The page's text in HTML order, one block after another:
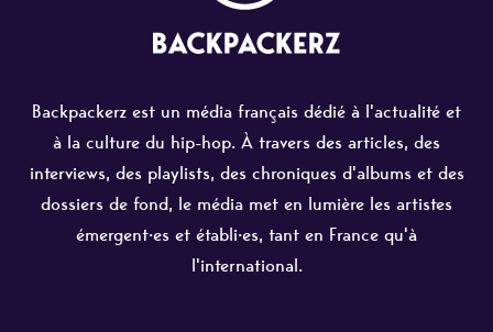
Backpackerz est un média français dédié à l'actualité et
à la culture du hip-hop. À travers des articles, des
interviews, des playlists, des chroniques d'albums et des
dossiers de fond, le média met en lumière les artistes
émergent·es et établi·es, tant en France qu'à
l'international.